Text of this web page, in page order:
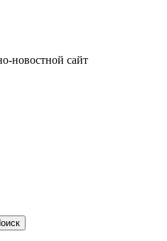
новостной сайт